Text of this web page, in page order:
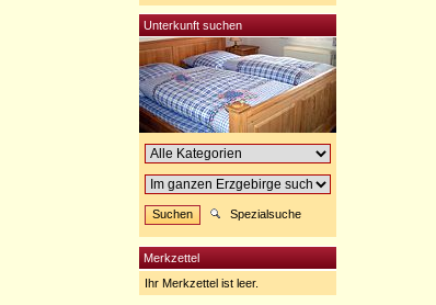
Unterkunft suchen
Spezialsuche
Merkzettel
Ihr Merkzettel ist leer.